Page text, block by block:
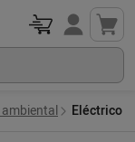
Eléctrico